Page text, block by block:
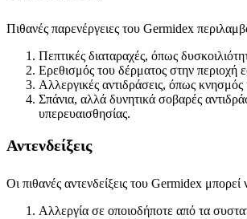
Πιθανές παρενέργειες του Germidex
Πεπτικές διαταραχές, όπως
Ερεθισμός του δέρματος στην περιοχή
Αλλεργικές αντιδράσεις, όπως
Σπάνια, αλλά δυνητικά σοβαρές
υπερευαισθησίας.
Αντενδείξεις
Οι πιθανές αντενδείξεις του Germidex
Αλλεργία σε οποιοδήποτε από τα